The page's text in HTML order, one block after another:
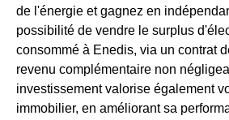
de l'énergie et gagnez en
possibilité de vendre le surplus
consommé à Enedis, via un contrat
revenu complémentaire non
investissement valorise également
immobilier, en améliorant sa